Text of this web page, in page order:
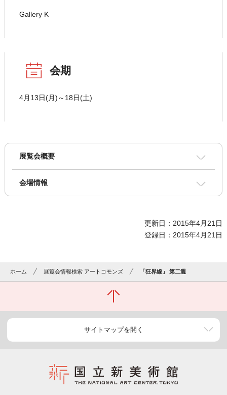
Gallery K
会期
4月13日(月)～18日(土)
展覧会概要
会場情報
更新日：2015年4月21日
登録日：2015年4月21日
ホーム 展覧会情報検索 アートコモンズ 「狂界線」 第二週
サイトマップを開く